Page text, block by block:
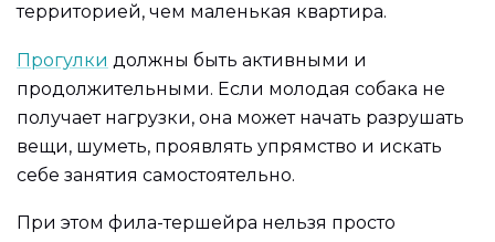
территорией, чем маленькая квартира.
Прогулки должны быть активными и
продолжительными. Если молодая собака не
получает нагрузки, она может начать разрушать
вещи, шуметь, проявлять упрямство и искать
себе занятия самостоятельно.
При этом фила-тершейра нельзя просто